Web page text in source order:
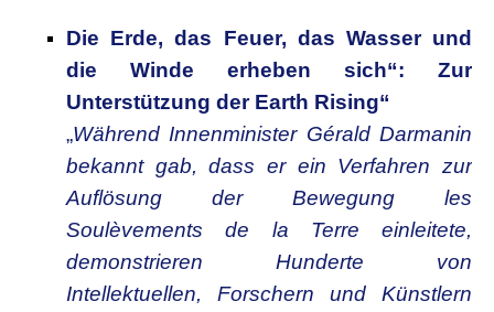
Die Erde, das Feuer, das Wasser und
die Winde erheben sich“: Zur
Unterstützung der Earth Rising“
„Während Innenminister Gérald Darmanin
bekannt gab, dass er ein Verfahren zur
Auflösung der Bewegung les
Soulèvements de la Terre einleitete,
demonstrieren Hunderte von
Intellektuellen, Forschern und Künstlern